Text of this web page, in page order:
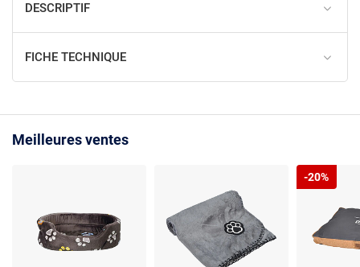
DESCRIPTIF
FICHE TECHNIQUE
Meilleures ventes
-20%